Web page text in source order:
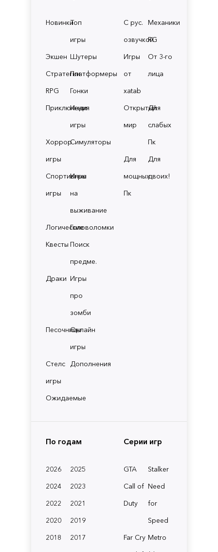
НовинкиТоп
игры
Экшен Шутеры
СтратегииПлатформеры
RPG
Гонки
Приключения
Инди
игры
Хоррор
игры
Симуляторы
Спортивные
игры
Игры
на
выживание
ЛогическиеГоловоломки
Квесты Поиск
предме.
Драки Игры
про
зомби
ПесочницыОнлайн
игры
Стелс
игры
Дополнения
Ожидаемые
С рус.
озвучкой
Механики
RG
Игры
от
xatab
От 3-го
лица
Открытый
мир
Для
слабых
Пк
Для
мощных
Пк
Для
двоих!
По годам
2026
2025
2024
2023
2022
2021
2020
2019
2018
2017
Серии игр
GTA
Stalker
Call of
Duty
Need
for
Speed
Far Cry Metro